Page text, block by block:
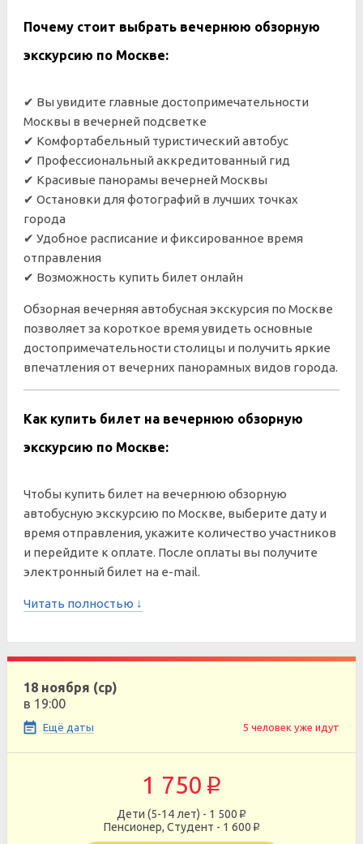
Почему стоит выбрать вечернюю обзорную
экскурсию по Москве:
✔ Вы увидите главные достопримечательности
Москвы в вечерней подсветке
✔ Комфортабельный туристический автобус
✔ Профессиональный аккредитованный гид
✔ Красивые панорамы вечерней Москвы
✔ Остановки для фотографий в лучших точках
города
✔ Удобное расписание и фиксированное время
отправления
✔ Возможность купить билет онлайн
Обзорная вечерняя автобусная экскурсия по Москве
позволяет за короткое время увидеть основные
достопримечательности столицы и получить яркие
впечатления от вечерних панорамных видов города.
Как купить билет на вечернюю обзорную
экскурсию по Москве:
Чтобы купить билет на вечернюю обзорную
автобусную экскурсию по Москве, выберите дату и
время отправления, укажите количество участников
и перейдите к оплате. После оплаты вы получите
электронный билет на e-mail.
Читать полностью ↓
18 ноября (ср)
в 19:00
Ещё даты 5 человек уже идут
1 750 p
Дети (5-14 лет) - 1 500 p
Пенсионер, Студент - 1 600 p